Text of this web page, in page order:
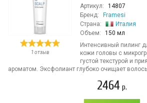
1 отзыв
Артикул:
14807
Бренд:
Framesi
Страна:
Италия
Объем:
150 мл
Интенсивный пилинг
кожи головы с
густой текстурой и
ароматом. Эксфолиант глубоко очищает
2464 р.